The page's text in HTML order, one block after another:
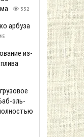
332
арбуза
из-
эль-